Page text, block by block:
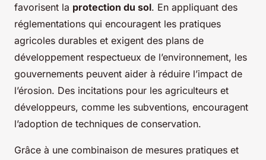
favorisent la protection du sol. En appliquant des
réglementations qui encouragent les pratiques
agricoles durables et exigent des plans de
développement respectueux de l’environnement, les
gouvernements peuvent aider à réduire l’impact de
l’érosion. Des incitations pour les agriculteurs et
développeurs, comme les subventions, encouragent
l’adoption de techniques de conservation.
Grâce à une combinaison de mesures pratiques et